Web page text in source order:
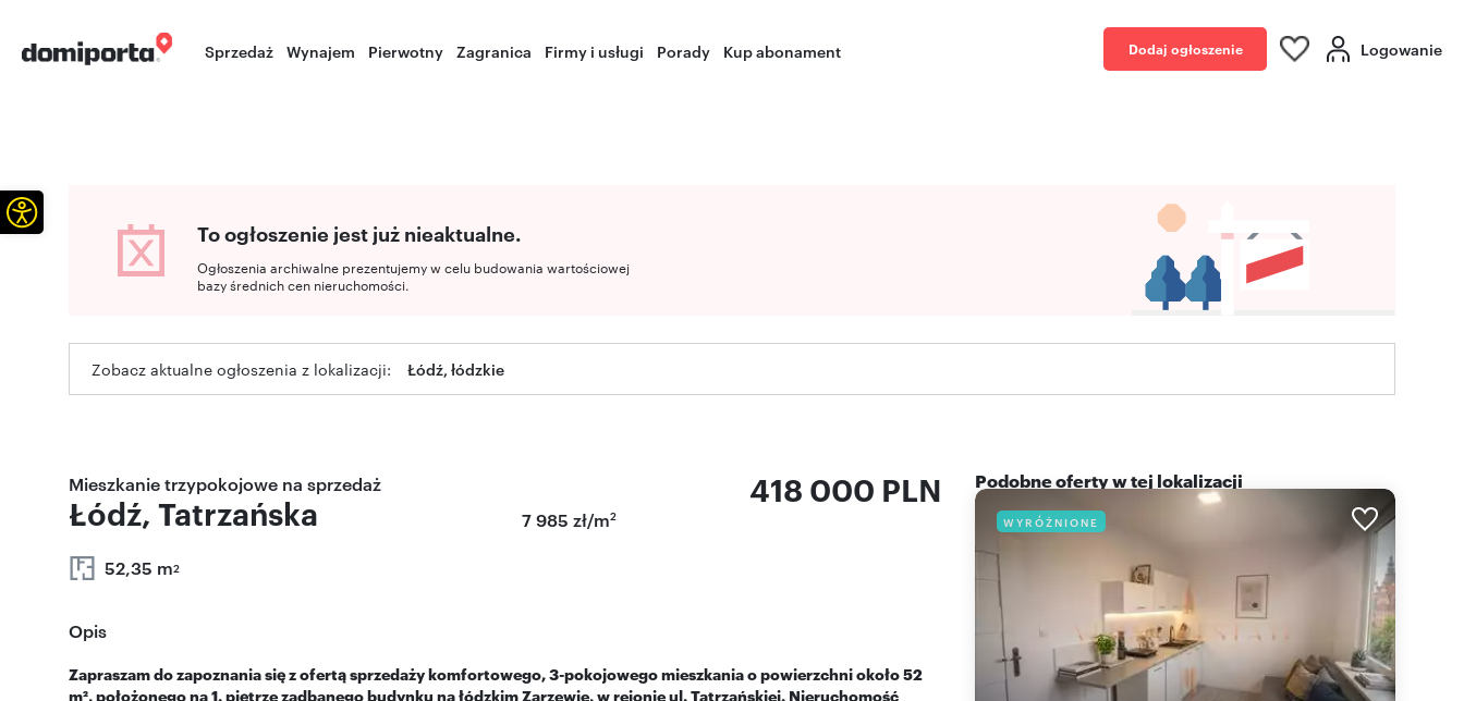
Sprzedaż Wynajem Pierwotny Zagranica Firmy i usługi Porady Kup abonament Dodaj ogłoszenie Logowanie
To ogłoszenie jest już nieaktualne.
Ogłoszenia archiwalne prezentujemy w celu budowania wartościowej
bazy średnich cen nieruchomości.
Zobacz aktualne ogłoszenia z lokalizacji: Łódź, łódzkie
Mieszkanie trzypokojowe na sprzedaż
Łódź, Tatrzańska
52,35 m2
418 000 PLN
7 985 zł/m2
Opis
Zapraszam do zapoznania się z ofertą sprzedaży komfortowego, 3-pokojowego mieszkania o powierzchni około 52
m², położonego na 1. piętrze zadbanego budynku na łódzkim Zarzewie, w rejonie ul. Tatrzańskiej. Nieruchomość
Podobne oferty w tej lokalizacji
WYRÓŻNIONE
Otwórz pasek narzędzi